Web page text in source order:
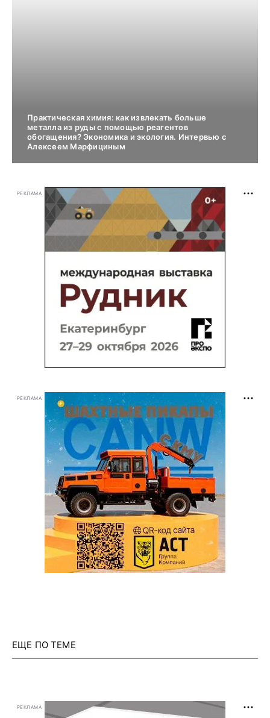
Практическая химия: как извлекать больше
металла из руды с помощью реагентов
обогащения? Экономика и экология. Интервью с
Алексеем Марфициным
РЕКЛАМА
РЕКЛАМА
ЕЩЕ ПО ТЕМЕ
РЕКЛАМА